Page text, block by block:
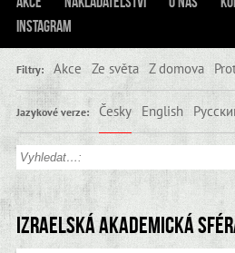
Instagram
Filtry: Akce Ze světa Z domova
Jazykové verze: Česky English
Izraelská akademická